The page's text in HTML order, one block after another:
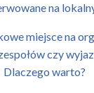
na
miejsce na
czy
Dlaczego warto?